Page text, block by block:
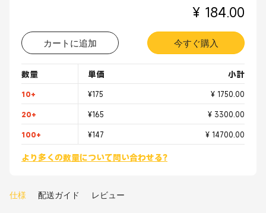
¥ 184.00
カートに追加 今すぐ購入
数量 単価 小計
10+ ¥175 ¥ 1750.00
20+ ¥165 ¥ 3300.00
100+ ¥147 ¥ 14700.00
より多くの数量について問い合わせる?
仕様 配送ガイド レビュー